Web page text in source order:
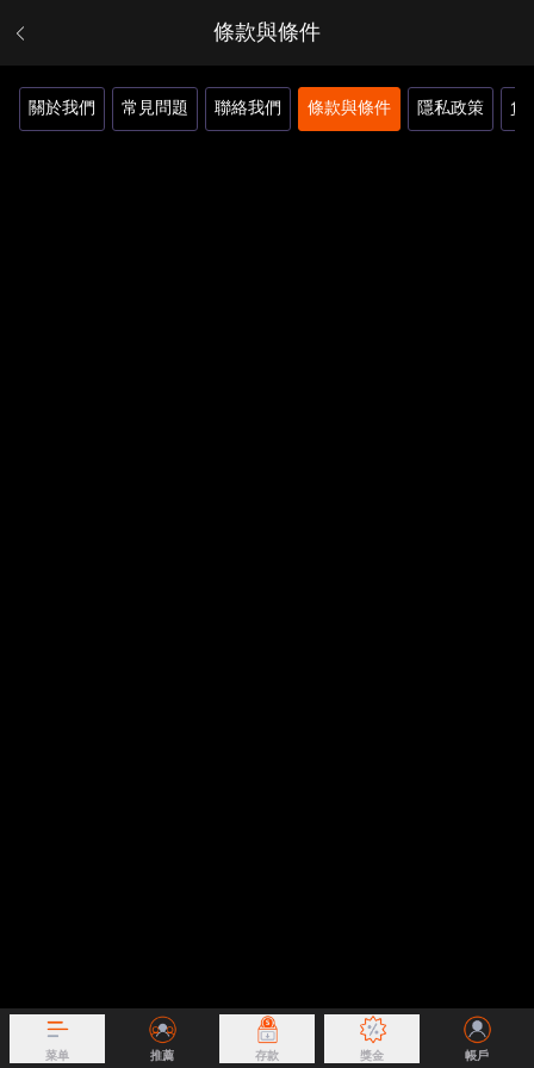
條款與條件
關於我們 常見問題 聯絡我們 條款與條件 隱私政策 負
菜单 推薦 存款 獎金 帳戶